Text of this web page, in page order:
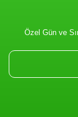
Özel Gün ve